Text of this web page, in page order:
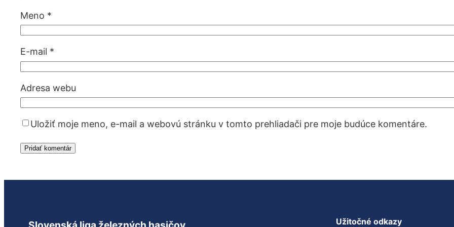
Meno *
E-mail *
Adresa webu
Uložiť moje meno, e-mail a webovú stránku v tomto prehliadači pre moje budúce komentáre.
Užitočné odkazy